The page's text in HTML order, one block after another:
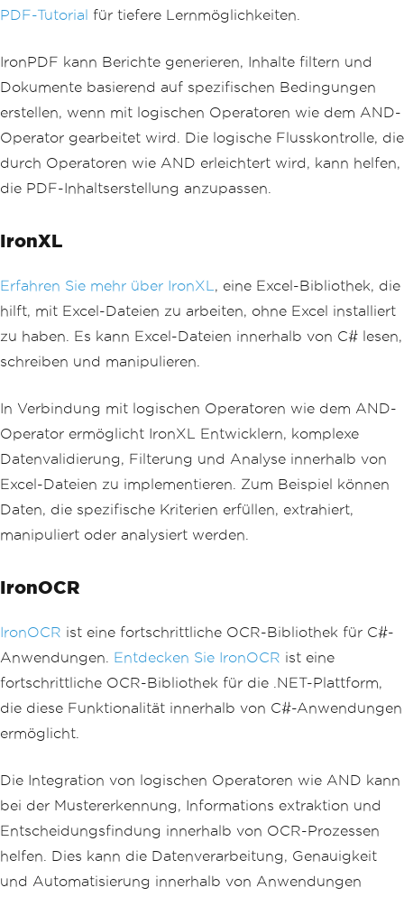
PDF-Tutorial für tiefere Lernmöglichkeiten.
IronPDF kann Berichte generieren, Inhalte filtern und
Dokumente basierend auf spezifischen Bedingungen
erstellen, wenn mit logischen Operatoren wie dem AND-
Operator gearbeitet wird. Die logische Flusskontrolle, die
durch Operatoren wie AND erleichtert wird, kann helfen,
die PDF-Inhaltserstellung anzupassen.
IronXL
Erfahren Sie mehr über IronXL , eine Excel-Bibliothek, die
hilft, mit Excel-Dateien zu arbeiten, ohne Excel installiert
zu haben. Es kann Excel-Dateien innerhalb von C# lesen,
schreiben und manipulieren.
In Verbindung mit logischen Operatoren wie dem AND-
Operator ermöglicht IronXL Entwicklern, komplexe
Datenvalidierung, Filterung und Analyse innerhalb von
Excel-Dateien zu implementieren. Zum Beispiel können
Daten, die spezifische Kriterien erfüllen, extrahiert,
manipuliert oder analysiert werden.
IronOCR
IronOCR ist eine fortschrittliche OCR-Bibliothek für C#-
Anwendungen. Entdecken Sie IronOCR ist eine
fortschrittliche OCR-Bibliothek für die .NET-Plattform,
die diese Funktionalität innerhalb von C#-Anwendungen
ermöglicht.
Die Integration von logischen Operatoren wie AND kann
bei der Mustererkennung, Informations extraktion und
Entscheidungsfindung innerhalb von OCR-Prozessen
helfen. Dies kann die Datenverarbeitung, Genauigkeit
und Automatisierung innerhalb von Anwendungen